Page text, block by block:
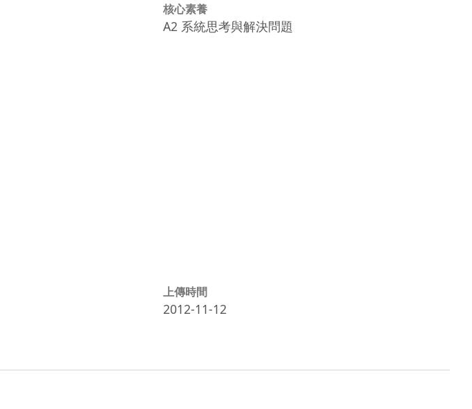
核心素養
A2 系統思考與解決問題
上傳時間
2012-11-12